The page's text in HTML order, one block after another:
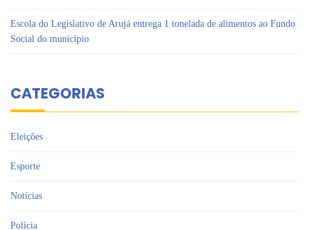
Escola do Legislativo de Arujá entrega 1 tonelada de alimentos ao Fundo
Social do município
CATEGORIAS
Eleições
Esporte
Notícias
Polícia